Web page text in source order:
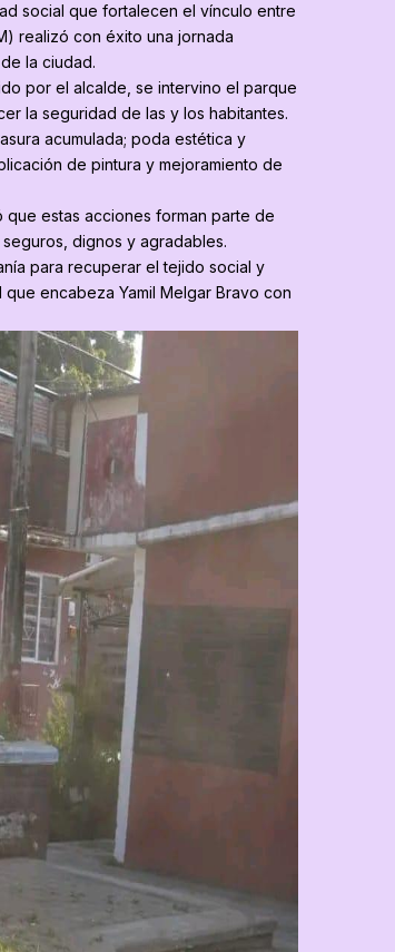
social que fortalecen el vínculo entre
realizó con éxito una jornada
la ciudad.
por el alcalde, se intervino el parque
la seguridad de las y los habitantes.
acumulada; poda estética y
de pintura y mejoramiento de
que estas acciones forman parte de
dignos y agradables.
para recuperar el tejido social y
encabeza Yamil Melgar Bravo con